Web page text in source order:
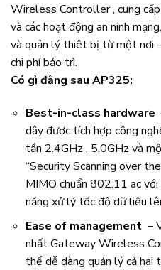
Wireless Controller , cung
và các hoạt động an ninh
và quản lý thiêt bị từ một nơi
chi phí bảo trì.
Có gì đằng sau AP325:
Best-in-class hardware
dây được tích hợp công
tần 2.4GHz , 5.0GHz và
“Security Scanning over
MIMO chuẩn 802.11 ac
năng xử lý tốc độ dữ liệu
Ease of management–
nhất Gateway Wireless
thể dễ dàng quản lý cả